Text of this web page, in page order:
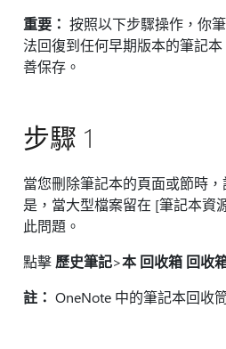
重要： 按照以下步驟操作，你
法回復到任何早期版本的筆記
善保存。
步驟 1
當您刪除筆記本的頁面或節時
是，當大型檔案留在 [筆記本資
此問題。
點擊 歷史筆記>本 回收箱 回收
註： OneNote 中的筆記本回收